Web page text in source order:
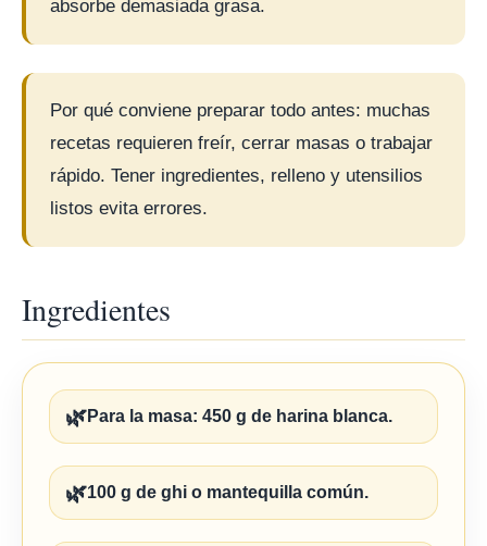
absorbe demasiada grasa.
Por qué conviene preparar todo antes: muchas
recetas requieren freír, cerrar masas o trabajar
rápido. Tener ingredientes, relleno y utensilios
listos evita errores.
Ingredientes
🌿Para la masa: 450 g de harina blanca.
🌿100 g de ghi o mantequilla común.